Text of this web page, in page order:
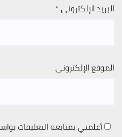
البريد الإلكتروني*
الموقع الإلكتروني
أعلمني بمتابعة التعليقات